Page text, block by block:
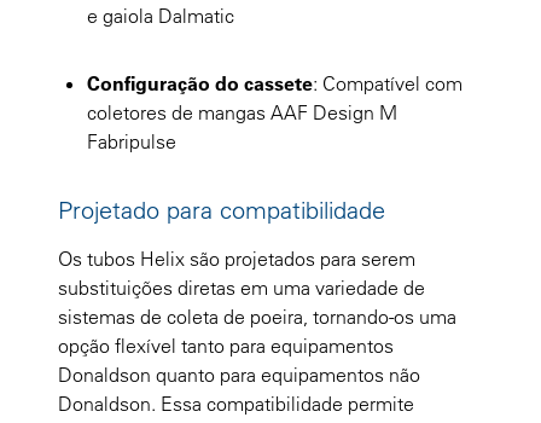
e gaiola Dalmatic
Configuração do cassete: Compatível com
coletores de mangas AAF Design M
Fabripulse
Projetado para compatibilidade
Os tubos Helix são projetados para serem
substituições diretas em uma variedade de
sistemas de coleta de poeira, tornando-os uma
opção flexível tanto para equipamentos
Donaldson quanto para equipamentos não
Donaldson. Essa compatibilidade permite